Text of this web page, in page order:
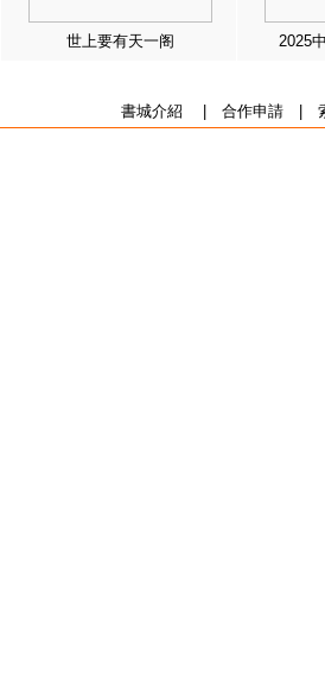
世上要有天一阁 2025
書城介紹 合作申請|